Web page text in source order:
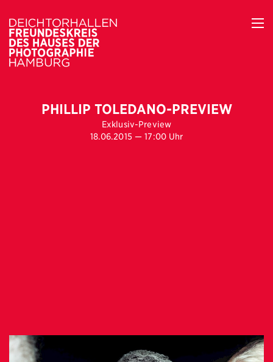
PHILLIP TOLEDANO-PREVIEW
Exklusiv-Preview
18.06.2015 — 17:00 Uhr